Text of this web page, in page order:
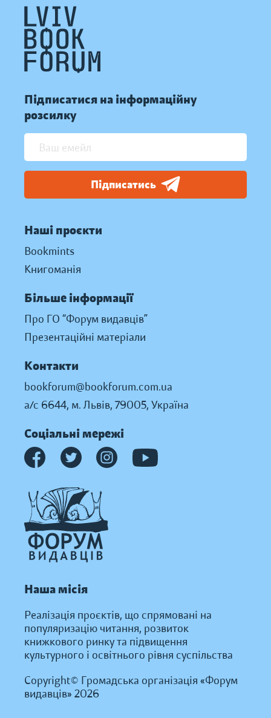
Підписатися на інформаційну
розсилку
Підписатись
Наші проєкти
Bookmints
Книгоманія
Більше інформації
Про ГО “Форум видавців”
Презентаційні матеріали
Контакти
bookforum@bookforum.com.ua
а/с 6644, м. Львів, 79005, Україна
Соціальні мережі
Наша місія
Реалізація проєктів, що спрямовані на
популяризацію читання, розвиток
книжкового ринку та підвищення
культурного і освітнього рівня суспільства
Copyright© Громадська організація «Форум
видавців» 2026